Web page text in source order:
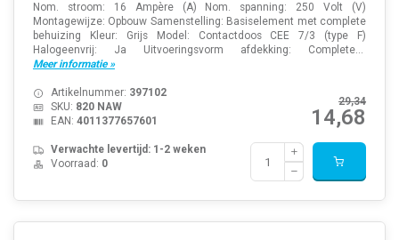
Nom. stroom: 16 Ampère (A) Nom. spanning: 250 Volt (V)
Montagewijze: Opbouw Samenstelling: Basiselement met complete
behuizing Kleur: Grijs Model: Contactdoos CEE 7/3 (type F)
Halogeenvrij: Ja Uitvoeringsvorm afdekking: Complete...
Meer informatie »
29,34
14,68
Artikelnummer: 397102
SKU: 820 NAW
EAN: 4011377657601
Verwachte levertijd: 1-2 weken
Voorraad: 0